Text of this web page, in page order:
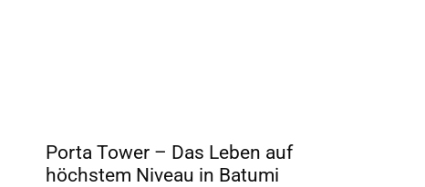
Porta Tower – Das Leben auf
höchstem Niveau in Batumi